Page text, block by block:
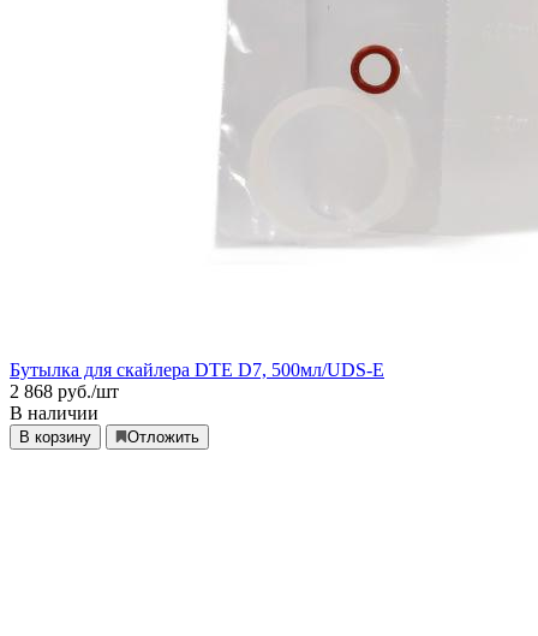
Бутылка для скайлера DTE D7, 500мл/UDS-E
2 868 руб./шт
В наличии
В корзину Отложить